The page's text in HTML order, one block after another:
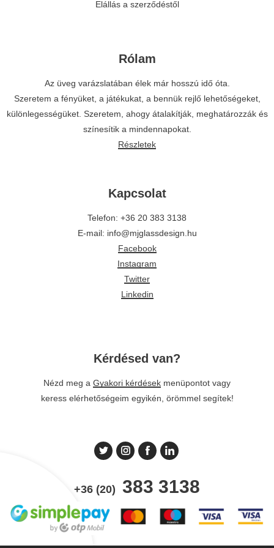
Elállás a szerződéstől
Rólam
Az üveg varázslatában élek már hosszú idő óta.
Szeretem a fényüket, a játékukat, a bennük rejlő lehetőségeket,
különlegességüket. Szeretem, ahogy átalakítják, meghatározzák és
színesítik a mindennapokat.
Részletek
Kapcsolat
Telefon: +36 20 383 3138
E-mail: info@mjglassdesign.hu
Facebook
Instagram
Twitter
Linkedin
Kérdésed van?
Nézd meg a Gyakori kérdések menüpontot vagy
keress elérhetőségeim egyikén, örömmel segítek!
+36 (20) 383 3138